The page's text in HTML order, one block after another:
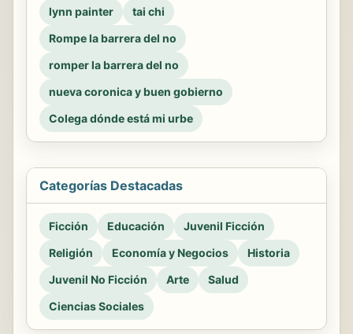
lynn painter
tai chi
Rompe la barrera del no
romper la barrera del no
nueva coronica y buen gobierno
Colega dónde está mi urbe
Categorías Destacadas
Ficción Educación
Juvenil Ficción
Religión
Economía y Negocios
Historia
Juvenil No Ficción
Arte
Salud
Ciencias Sociales